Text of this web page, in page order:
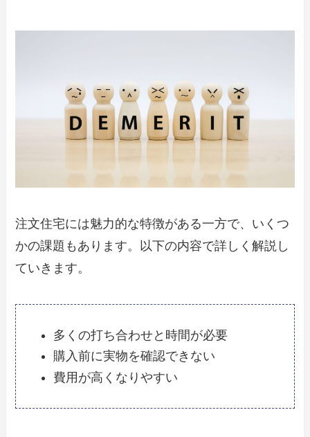
注文住宅には魅力的な特徴がある一方で、いくつ
かの課題もあります。以下の内容で詳しく解説し
ていきます。
多くの打ち合わせと時間が必要
購入前に実物を確認できない
費用が高くなりやすい